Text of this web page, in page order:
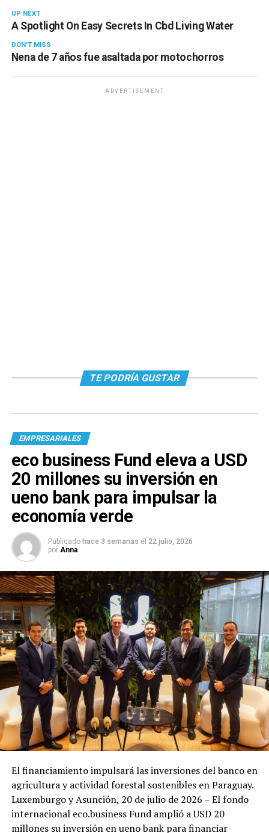
UP NEXT
A Spotlight On Easy Secrets In Cbd Living Water
DON'T MISS
Nena de 7 años fue asaltada por motochorros
ADVERTISEMENT
TE PODRÍA GUSTAR
EMPRESARIALES
eco business Fund eleva a USD
20 millones su inversión en
ueno bank para impulsar la
economía verde
Publicado hace 3 semanas el 22 julio, 2026
por Anna
El financiamiento impulsará las inversiones del banco en
agricultura y actividad forestal sostenibles en Paraguay.
Luxemburgo y Asunción, 20 de julio de 2026 – El fondo
internacional eco.business Fund amplió a USD 20
millones su inversión en ueno bank para financiar